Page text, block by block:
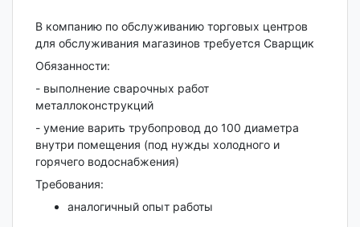
В компанию по обслуживанию торговых центров
для обслуживания магазинов требуется Сварщик
Обязанности:
- выполнение сварочных работ
металлоконструкций
- умение варить трубопровод до 100 диаметра
внутри помещения (под нужды холодного и
горячего водоснабжения)
Требования:
аналогичный опыт работы